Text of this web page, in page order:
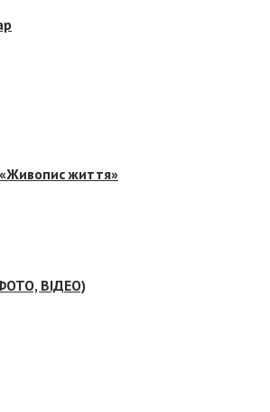
життя»
ВІДЕО)